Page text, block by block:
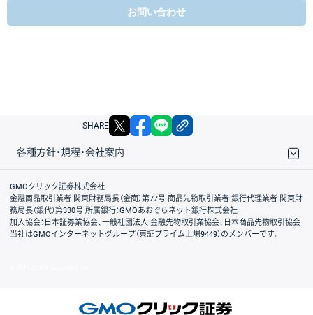
お問い合わせ
SHARE X facebook
各種方針・規程・会社案内
取引規程・約款
サイトマップ
その他のご案内
個人情報保護方針
最良執行方針
サイトのご利用について
ディスクレイマー
信託保全
リスク説明
会社案内
GMOクリック証券株式会社
金融商品取引業者 関東財務局長（金商）第77号 商品先物取引業者 銀行代理業者 関東財
務局長（銀代）第330号 所属銀行：GMOあおぞらネット銀行株式会社
加入協会：日本証券業協会、一般社団法人 金融先物取引業協会、日本商品先物取引協会
当社はGMOインターネットグループ（東証プライム上場9449）のメンバーです。